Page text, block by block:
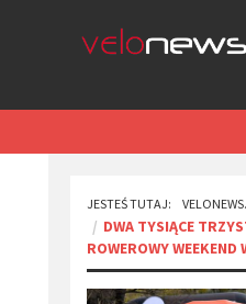
JESTEŚ TUTAJ:
DWA TYSIĄCE
ROWEROWY WEEKEND